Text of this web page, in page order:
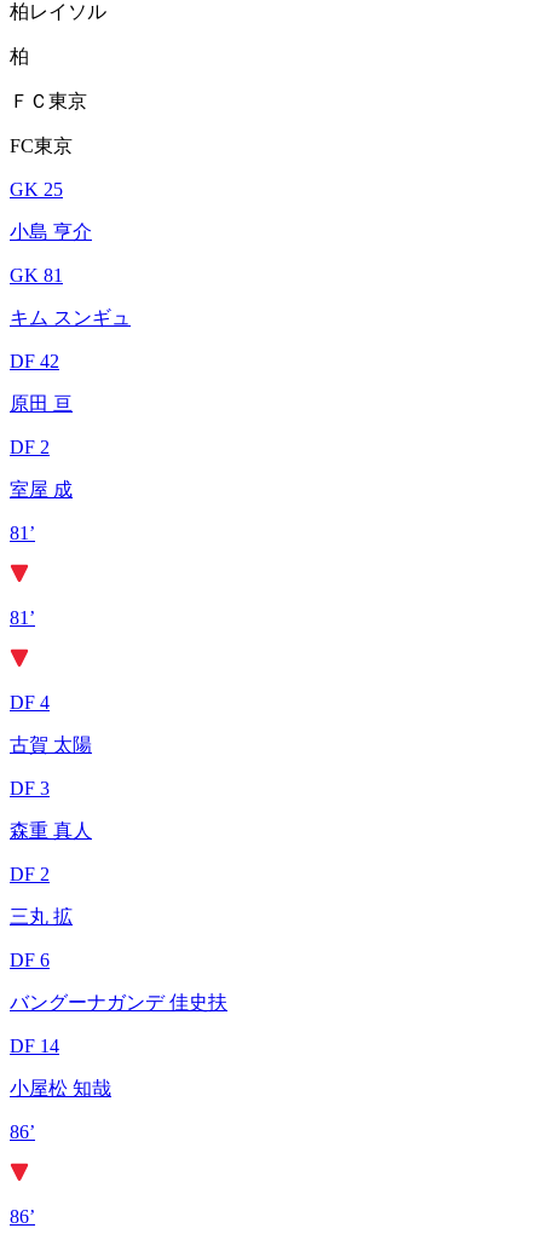
柏レイソル
柏
ＦＣ東京
FC東京
GK 25
小島 亨介
GK 81
キム スンギュ
DF 42
原田 亘
DF 2
室屋 成
81’
81’
DF 4
古賀 太陽
DF 3
森重 真人
DF 2
三丸 拡
DF 6
バングーナガンデ 佳史扶
DF 14
小屋松 知哉
86’
86’